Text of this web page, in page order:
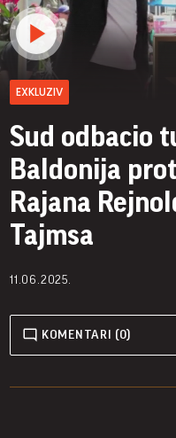
EXKLUZIV
Sud odbacio
Baldonija
Rajana
Tajmsa
11.06.2025.
KOMENTARI (0)